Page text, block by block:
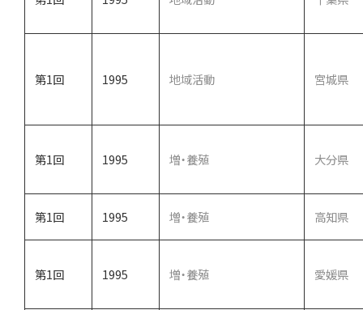
第1回 1995 地域活動 宮城県
第1回 1995 増・養殖 大分県
第1回 1995 増・養殖 高知県
第1回 1995 増・養殖 愛媛県